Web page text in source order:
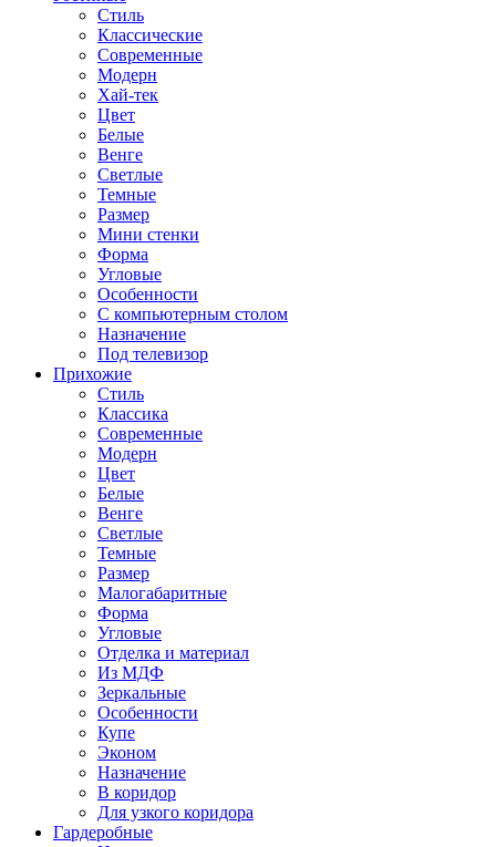
Стиль
Классические
Современные
Модерн
Хай-тек
Цвет
Белые
Венге
Светлые
Темные
Размер
Мини стенки
Форма
Угловые
Особенности
С компьютерным столом
Назначение
Под телевизор
Прихожие
Стиль
Классика
Современные
Модерн
Цвет
Белые
Венге
Светлые
Темные
Размер
Малогабаритные
Форма
Угловые
Отделка и материал
Из МДФ
Зеркальные
Особенности
Купе
Эконом
Назначение
В коридор
Для узкого коридора
Гардеробные